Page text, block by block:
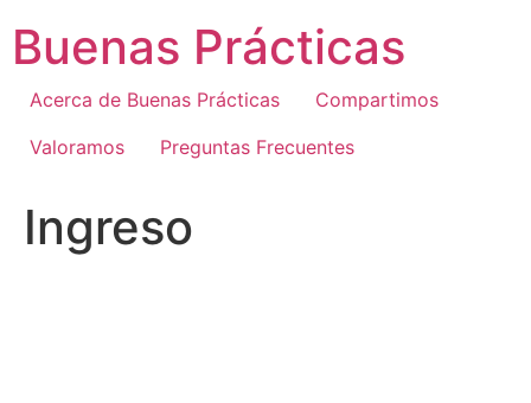
contenido
Buenas Prácticas
Acerca de Buenas Prácticas
Compartimos
Valoramos
Preguntas Frecuentes
Ingreso